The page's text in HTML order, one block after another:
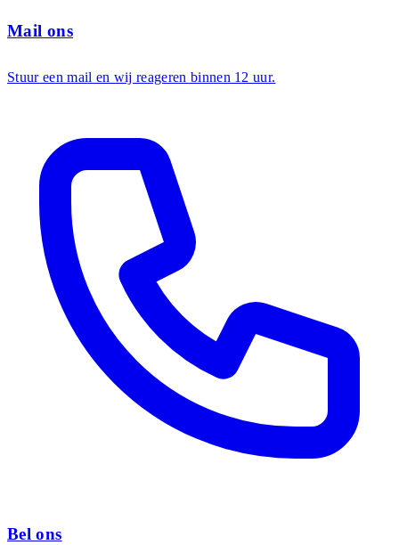
Mail ons
Stuur een mail en wij reageren binnen 12 uur.
Bel ons